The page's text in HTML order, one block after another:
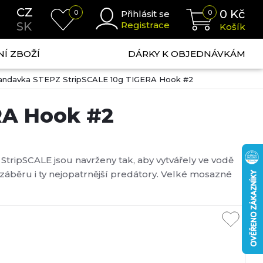
CZ
SK
0
Přihlásit se
Registrace
0 0 Kč
Košík
ZBOŽÍ DÁRKY K OBJEDNÁVKÁM
STEPZ StripSCALE 10g TIGERA Hook #2
Hook #2
jsou navrženy tak, aby vytvářely ve vodě
i ty nejopatrnější predátory. Velké mosazné
a extrémně ostrým trojháčkem, pro s...